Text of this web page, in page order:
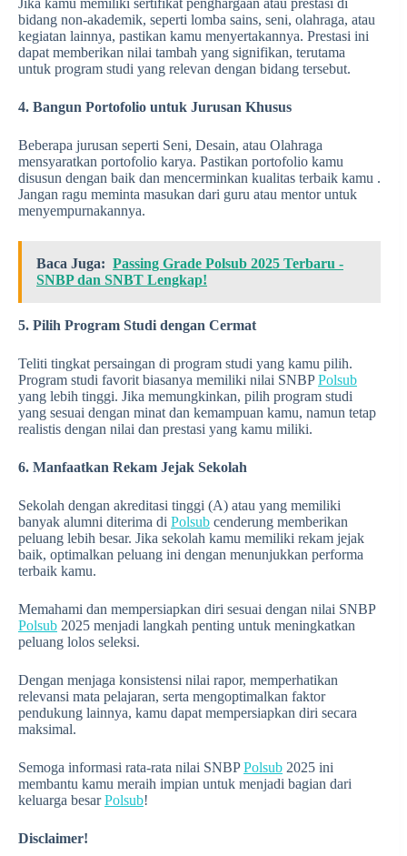
bidang non-akademik, seperti lomba sains, seni, olahraga, atau
kegiatan lainnya, pastikan kamu menyertakannya. Prestasi ini
dapat memberikan nilai tambah yang signifikan, terutama
untuk program studi yang relevan dengan bidang tersebut.
4. Bangun Portofolio untuk Jurusan Khusus
Beberapa jurusan seperti Seni, Desain, atau Olahraga
mensyaratkan portofolio karya. Pastikan portofolio kamu
disusun dengan baik dan mencerminkan kualitas terbaik kamu .
Jangan ragu meminta masukan dari guru atau mentor untuk
menyempurnakannya.
Baca Juga: Passing Grade Polsub 2025 Terbaru -
SNBP dan SNBT Lengkap!
5. Pilih Program Studi dengan Cermat
Teliti tingkat persaingan di program studi yang kamu pilih.
Program studi favorit biasanya memiliki nilai SNBPPolsub
yang lebih tinggi. Jika memungkinkan, pilih program studi
yang sesuai dengan minat dan kemampuan kamu, namun tetap
realistis dengan nilai dan prestasi yang kamu miliki.
6. Manfaatkan Rekam Jejak Sekolah
Sekolah dengan akreditasi tinggi (A) atau yang memiliki
banyak alumni diterima di Polsub cenderung memberikan
peluang lebih besar. Jika sekolah kamu memiliki rekam jejak
baik, optimalkan peluang ini dengan menunjukkan performa
terbaik kamu.
Memahami dan mempersiapkan diri sesuai dengan nilai SNBP
Polsub 2025 menjadi langkah penting untuk meningkatkan
peluang lolos seleksi.
Dengan menjaga konsistensi nilai rapor, memperhatikan
relevansi mata pelajaran, serta mengoptimalkan faktor
pendukung lainnya, kamu dapat mempersiapkan diri secara
maksimal.
Semoga informasi rata-rata nilai SNBPPolsub 2025 ini
membantu kamu meraih impian untuk menjadi bagian dari
keluarga besarPolsub!
Disclaimer!